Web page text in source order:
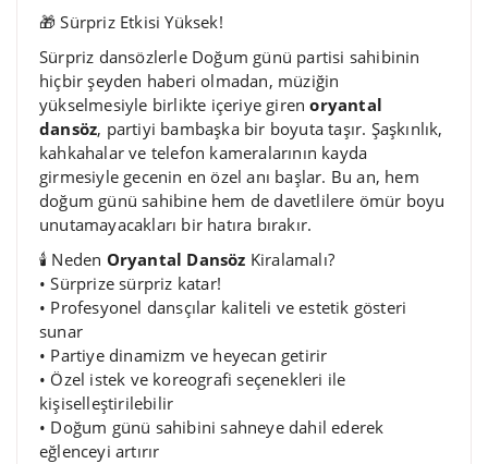
🎁 Sürpriz Etkisi Yüksek!
Sürpriz dansözlerle Doğum günü partisi sahibinin
hiçbir şeyden haberi olmadan, müziğin
yükselmesiyle birlikte içeriye girenoryantal
dansöz, partiyi bambaşka bir boyuta taşır. Şaşkınlık,
kahkahalar ve telefon kameralarının kayda
girmesiyle gecenin en özel anı başlar. Bu an, hem
doğum günü sahibine hem de davetlilere ömür boyu
unutamayacakları bir hatıra bırakır.
🕯️ Neden Oryantal Dansöz Kiralamalı?
• Sürprize sürpriz katar!
• Profesyonel dansçılar kaliteli ve estetik gösteri
sunar
• Partiye dinamizm ve heyecan getirir
• Özel istek ve koreografi seçenekleri ile
kişiselleştirilebilir
• Doğum günü sahibini sahneye dahil ederek
eğlenceyi artırır